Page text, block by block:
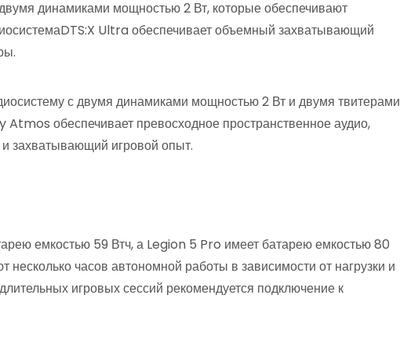
динамиками мощностью 2 Вт, которые обеспечивают
Ultra обеспечивает объемный захватывающий
с двумя динамиками мощностью 2 Вт и двумя твитерами
обеспечивает превосходное пространственное аудио,
захватывающий игровой опыт.
емкостью 59 Втч, а Legion 5 Pro имеет батарею емкостью 80
несколько часов автономной работы в зависимости от нагрузки и
игровых сессий рекомендуется подключение к